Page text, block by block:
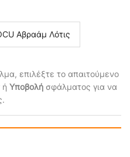
Αβραάμ Λότις
επιλέξτε το απαιτούμενο
ή Υποβολή σφάλματος για να